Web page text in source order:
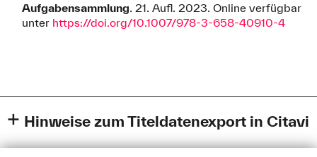
Aufgabensammlung. 21. Aufl. 2023. Online verfügbar
unter https://doi.org/10.1007/978-3-658-40910-4
Hinweise zum Titeldatenexport in Citavi
Leider ist kein Export mehrerer Titel aus der Trefferliste